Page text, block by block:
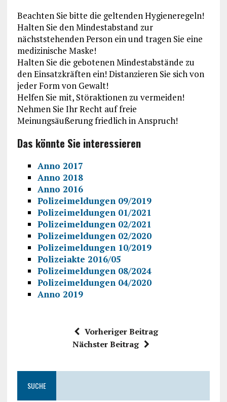
Beachten Sie bitte die geltenden Hygieneregeln!
Halten Sie den Mindestabstand zur
nächststehenden Person ein und tragen Sie eine
medizinische Maske!
Halten Sie die gebotenen Mindestabstände zu
den Einsatzkräften ein! Distanzieren Sie sich von
jeder Form von Gewalt!
Helfen Sie mit, Störaktionen zu vermeiden!
Nehmen Sie Ihr Recht auf freie
Meinungsäußerung friedlich in Anspruch!
Das könnte Sie interessieren
Anno 2017
Anno 2018
Anno 2016
Polizeimeldungen 09/2019
Polizeimeldungen 01/2021
Polizeimeldungen 02/2021
Polizeimeldungen 02/2020
Polizeimeldungen 10/2019
Polizeiakte 2016/05
Polizeimeldungen 08/2024
Polizeimeldungen 04/2020
Anno 2019
Vorheriger Beitrag
Nächster Beitrag
SUCHE